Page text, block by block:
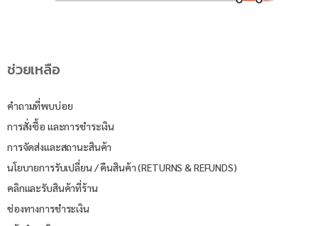
ช่วยเหลือ
คำถามที่พบบ่อย
การสั่งซื้อ และการชำระเงิน
การจัดส่งและสถานะสินค้า
นโยบายการรับเปลี่ยน / คืนสินค้า (RETURNS & REFUNDS)
คลิกและรับสินค้าที่ร้าน
ช่องทางการชำระเงิน